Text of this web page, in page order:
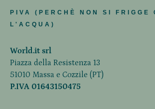
PIVA (PERCHÈ NON SI FRIGGE
L'ACQUA)
World.it srl
Piazza della Resistenza 13
51010 Massa e Cozzile (PT)
P.IVA 01643150475